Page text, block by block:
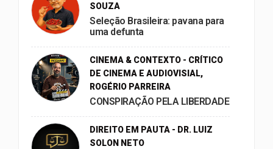
SOUZA
Seleção Brasileira: pavana para
uma defunta
CINEMA & CONTEXTO - CRÍTICO
DE CINEMA E AUDIOVISIAL,
ROGÉRIO PARREIRA
CONSPIRAÇÃO PELA LIBERDADE
DIREITO EM PAUTA - DR. LUIZ
SOLON NETO